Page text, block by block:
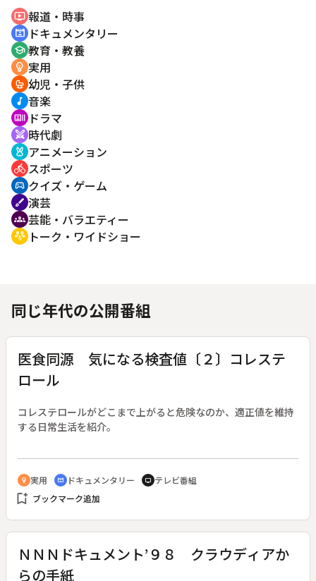
ondemand_video 報道・時事
cinematic_blur ドキュメンタリー
school 教育・教養
emoji_objects 実用
crib 幼児・子供
music_note 音楽
recent_actors ドラマ
swords 時代劇
cruelty_free アニメーション
directions_bike スポーツ
sports_esports クイズ・ゲーム
brush 演芸
groups 芸能・バラエティー
adaptive_audio_mic トーク・ワイドショー
同じ年代の公開番組
医食同源 気になる検査値〔２〕コレステ
ロール
コレステロールがどこまで上がると危険なのか、適正値を維持
する日常生活を紹介。
emoji_objects 実用 cinematic_blur ドキュメンタリー tv テレビ番組
bookmark_add ブックマーク追加
ＮＮＮドキュメント’９８ クラウディアか
らの手紙